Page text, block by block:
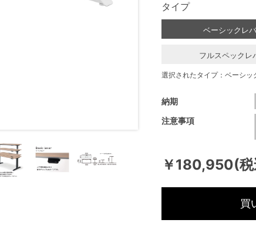
￥180,950(税
注意事項
納期
タイプ
ベーシックレ
フルスペックレ
選択されたタイプ：ベーシッ
買